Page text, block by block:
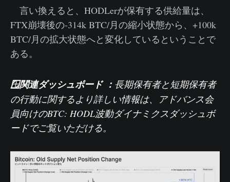
言い換えると、HODLerが保有する供給量は、
FTX崩壊後の-314k BTC/月の縮小状態から、+100k
BTC/月の拡大状態へと変化しているということで
ある。
🪟関連ダッシュボード ： 長期保有者と短期保有者
の行動に関するより詳しい情報は、アドバンス会
員向けのBTC: HODL波動ダイナミクス ダッシュボ
ードでご覧いただける。